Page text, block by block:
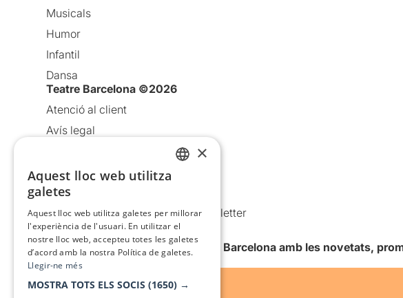
Musicals
Humor
Infantil
Dansa
Teatre Barcelona ©2026
Atenció al client
Avís legal
Política de cookies
Condicions d’ús
Comunicacions comercials i Newsletter
Anuncia’t
Vull rebre la newsletter de Teatre Barcelona amb les novetats,
×
Aquest lloc web utilitza
galetes
Aquest lloc web utilitza galetes per millorar
l'experiència de l'usuari. En utilitzar el
nostre lloc web, accepteu totes les galetes
d’acord amb la nostra Política de galetes.
Llegir-ne més
MOSTRA TOTS ELS SOCIS (1650) →